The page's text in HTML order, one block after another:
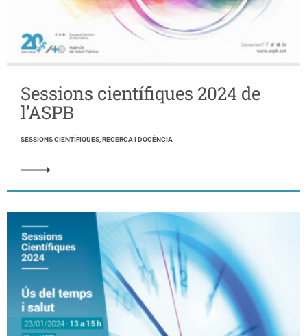
Sessions científiques 2024 de
l’ASPB
SESSIONS CIENTÍFIQUES, RECERCA I DOCÈNCIA